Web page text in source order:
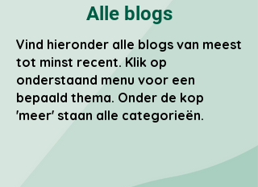
Alle blogs
Vind hieronder alle blogs van meest
tot minst recent. Klik op
onderstaand menu voor een
bepaald thema. Onder de kop
'meer' staan alle categorieën.